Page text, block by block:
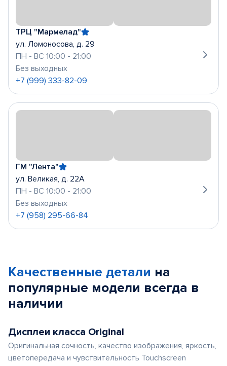
ТРЦ "Мармелад"
ул. Ломоносова, д. 29
ПН - ВС 10:00 - 21:00
Без выходных
+7 (999) 333-82-09
ГМ "Лента"
ул. Великая, д. 22А
ПН - ВС 10:00 - 21:00
Без выходных
+7 (958) 295-66-84
Качественные детали на
популярные модели всегда в
наличии
Дисплеи класса Original
Оригинальная сочность, качество изображения, яркость,
цветопередача и чувствительность Touchscreen